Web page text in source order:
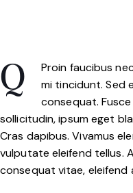
Q
Proin faucibus
mi tincidunt. Sed
consequat.
sollicitudin, ipsum eget
Cras dapibus. Vivamus
vulputate eleifend tellus.
consequat vitae, eleifend